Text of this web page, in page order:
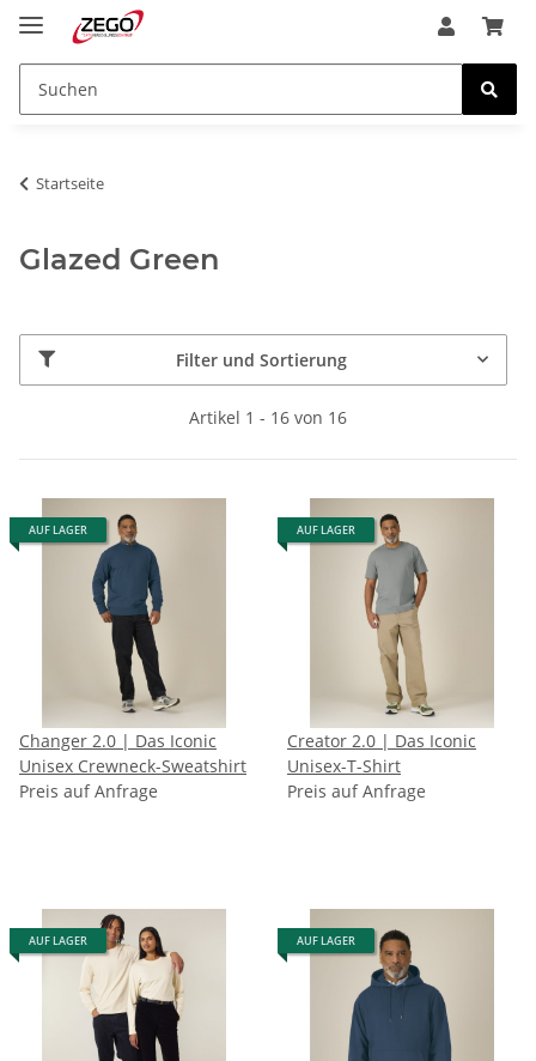
Startseite
Glazed Green
Filter und Sortierung
Artikel 1 - 16 von 16
AUF LAGER
Changer 2.0 | Das Iconic
Unisex Crewneck-Sweatshirt
Preis auf Anfrage
AUF LAGER
Creator 2.0 | Das Iconic
Unisex-T-Shirt
Preis auf Anfrage
AUF LAGER AUF LAGER